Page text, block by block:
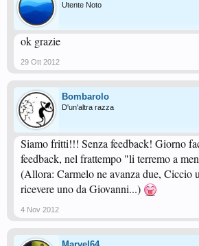
Utente Noto
ok grazie
29 Ott 2012
Bombarolo
D'un'altra razza
Siamo fritti!!! Senza feedback! Giorno
feedback, nel frattempo "li terremo a
(Allora: Carmelo ne avanza due, Ciccio
ricevere uno da Giovanni...)
4 Nov 2012